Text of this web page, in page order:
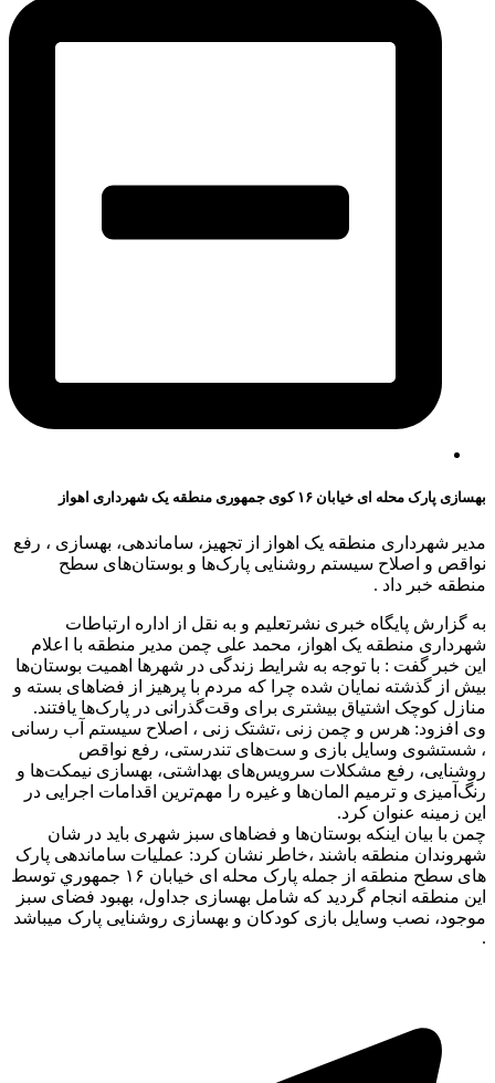
بهسازی پارک محله ای خیابان ۱۶ کوی جمهوری منطقه یک شهرداری اهواز
مدیر شهرداری منطقه یک اهواز از تجهیز، ساماندهی، بهسازی ، رفع
نواقص و اصلاح سیستم روشنایی پارک‌ها و بوستان‌های سطح
منطقه خبر داد .
به گزارش پایگاه خبری نشرتعلیم و به نقل از اداره ارتباطات
شهرداری منطقه یک اهواز، محمد علی چمن مدیر منطقه با اعلام
این خبر گفت : با توجه به شرایط زندگی در شهرها اهمیت بوستان‌ها
بیش از گذشته نمایان شده چرا که مردم با پرهیز از فضاهای بسته و
منازل کوچک اشتیاق بیشتری برای وقت‌گذرانی در پارک‌ها یافتند.
وی افزود: هرس و چمن زنی ،تشتک زنی ، اصلاح سیستم آب رسانی
، شستشوی وسایل بازی و ست‌های تندرستی، رفع نواقص
روشنایی، رفع مشکلات سرویس‌های بهداشتی، بهسازی نیمکت‌ها و
رنگ‌آمیزی و ترمیم المان‌ها و غیره را مهم‌ترین اقدامات اجرایی در
این زمینه عنوان کرد.
چمن با بیان اینکه بوستان‌ها و فضاهای سبز شهری باید در شان
شهروندان منطقه باشند ،خاطر نشان کرد: عملیات ساماندهی پارک
های سطح منطقه از جمله پارک محله ای خیابان ۱۶ جمهوري توسط
این منطقه انجام گردید که شامل بهسازی جداول، بهبود فضای سبز
موجود، نصب وسایل بازی کودکان و بهسازی روشنایی پارک میباشد
.